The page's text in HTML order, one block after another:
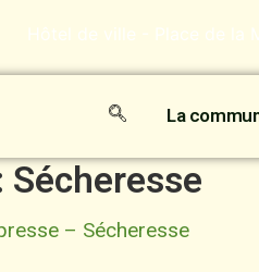
Hôtel de ville - Place de la
La
Sécheresse
– Sécheresse